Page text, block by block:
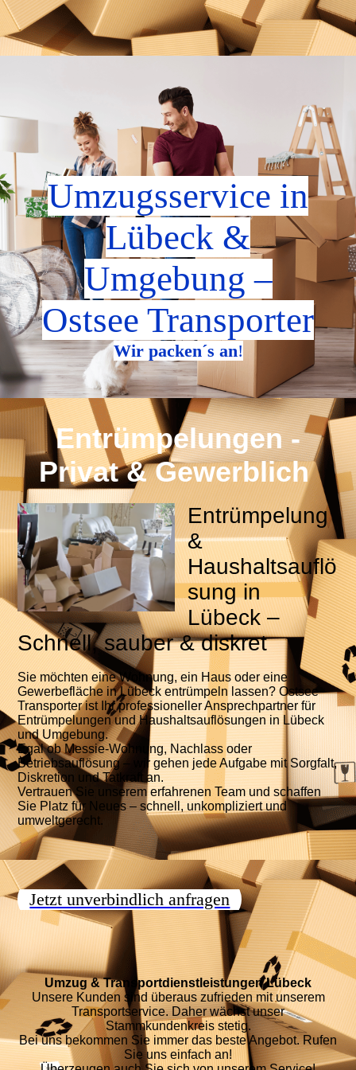
Umzugsservice in
Lübeck &
Umgebung –
Ostsee Transporter
Wir packen´s an!
Entrümpelungen -
Privat & Gewerblich
Entrümpelung
&
Haushaltsauflö
sung in
Lübeck –
Schnell, sauber & diskret
Sie möchten eine Wohnung, ein Haus oder eine
Gewerbefläche in Lübeck entrümpeln lassen? Ostsee
Transporter ist Ihr professioneller Ansprechpartner für
Entrümpelungen und Haushaltsauflösungen in Lübeck
und Umgebung.
Egal ob Messie-Wohnung, Nachlass oder
Betriebsauflösung – wir gehen jede Aufgabe mit Sorgfalt,
Diskretion und Tatkraft an.
Vertrauen Sie unserem erfahrenen Team und schaffen
Sie Platz für Neues – schnell, unkompliziert und
umweltgerecht.
Jetzt unverbindlich anfragen
Umzug & Transportdienstleistungen Lübeck
Unsere Kunden sind überaus zufrieden mit unserem
Transportservice. Daher wächst unser
Stammkundenkreis stetig.
Bei uns bekommen Sie immer das beste Angebot. Rufen
Sie uns einfach an!